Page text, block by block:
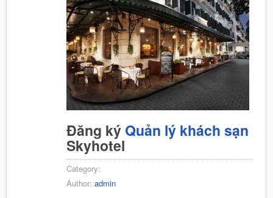
Đăng ký Quản lý khách sạn
Skyhotel
Category:
Author: admin